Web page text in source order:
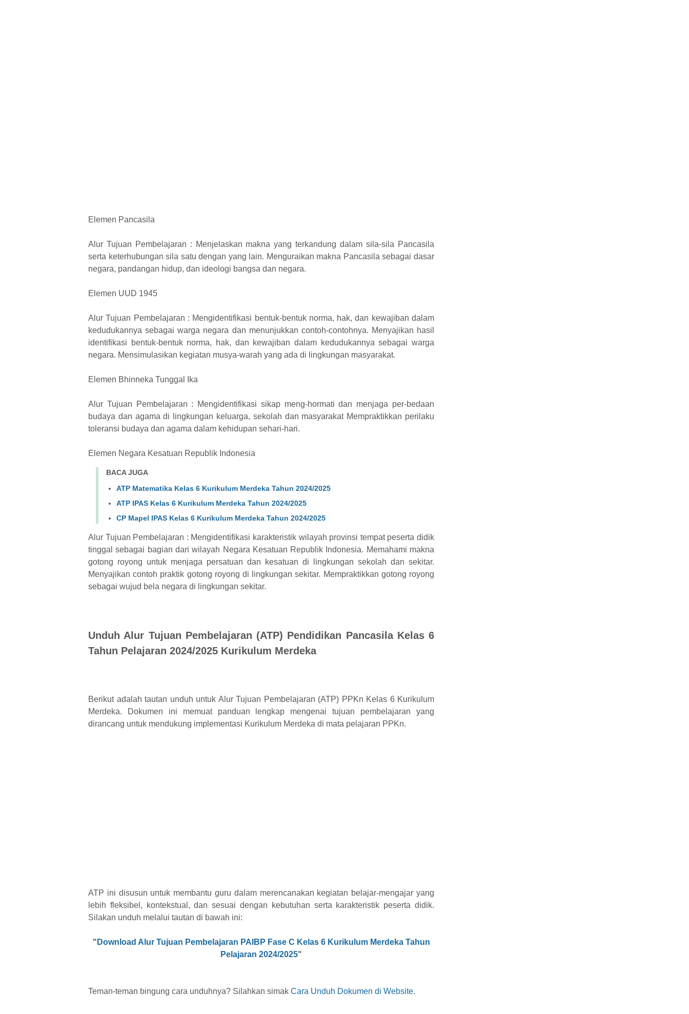
Elemen Pancasila
Alur Tujuan Pembelajaran : Menjelaskan makna yang terkandung dalam sila-sila Pancasila
serta keterhubungan sila satu dengan yang lain. Menguraikan makna Pancasila sebagai dasar
negara, pandangan hidup, dan ideologi bangsa dan negara.
Elemen UUD 1945
Alur Tujuan Pembelajaran : Mengidentifikasi bentuk-bentuk norma, hak, dan kewajiban dalam
kedudukannya sebagai warga negara dan menunjukkan contoh-contohnya. Menyajikan hasil
identifikasi bentuk-bentuk norma, hak, dan kewajiban dalam kedudukannya sebagai warga
negara. Mensimulasikan kegiatan musya-warah yang ada di lingkungan masyarakat.
Elemen Bhinneka Tunggal Ika
Alur Tujuan Pembelajaran : Mengidentifikasi sikap meng-hormati dan menjaga per-bedaan
budaya dan agama di lingkungan keluarga, sekolah dan masyarakat Mempraktikkan perilaku
toleransi budaya dan agama dalam kehidupan sehari-hari.
Elemen Negara Kesatuan Republik Indonesia
BACA JUGA
ATP Matematika Kelas 6 Kurikulum Merdeka Tahun 2024/2025
ATP IPAS Kelas 6 Kurikulum Merdeka Tahun 2024/2025
CP Mapel IPAS Kelas 6 Kurikulum Merdeka Tahun 2024/2025
Alur Tujuan Pembelajaran : Mengidentifikasi karakteristik wilayah provinsi tempat peserta didik
tinggal sebagai bagian dari wilayah Negara Kesatuan Republik Indonesia. Memahami makna
gotong royong untuk menjaga persatuan dan kesatuan di lingkungan sekolah dan sekitar.
Menyajikan contoh praktik gotong royong di lingkungan sekitar. Mempraktikkan gotong royong
sebagai wujud bela negara di lingkungan sekitar.
Unduh Alur Tujuan Pembelajaran (ATP) Pendidikan Pancasila Kelas 6
Tahun Pelajaran 2024/2025 Kurikulum Merdeka
Berikut adalah tautan unduh untuk Alur Tujuan Pembelajaran (ATP) PPKn Kelas 6 Kurikulum
Merdeka. Dokumen ini memuat panduan lengkap mengenai tujuan pembelajaran yang
dirancang untuk mendukung implementasi Kurikulum Merdeka di mata pelajaran PPKn.
ATP ini disusun untuk membantu guru dalam merencanakan kegiatan belajar-mengajar yang
lebih fleksibel, kontekstual, dan sesuai dengan kebutuhan serta karakteristik peserta didik.
Silakan unduh melalui tautan di bawah ini:
" Download Alur Tujuan Pembelajaran PAIBP Fase C Kelas 6 Kurikulum Merdeka Tahun
Pelajaran 2024/2025"
Teman-teman bingung cara unduhnya? Silahkan simak Cara Unduh Dokumen di Website.